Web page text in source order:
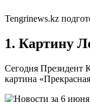
Tengrinews.kz
1. Картину
Сегодня Президент
картина